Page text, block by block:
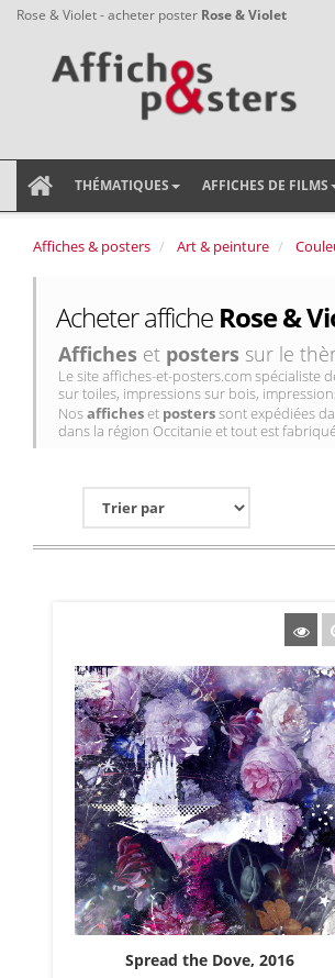
Rose & Violet - acheter poster Rose & Violet
THÉMATIQUES AFFICHES DE FILMS
Affiches & posters Art & peinture
Acheter affiche Rose &
Affiches et posters sur le
Le site affiches-et-posters.com spécialiste
sur toiles, impressions sur bois,
Nosafficheset posterssont expédiées
dans la région Occitanie et tout est
Spread the Dove, 2016